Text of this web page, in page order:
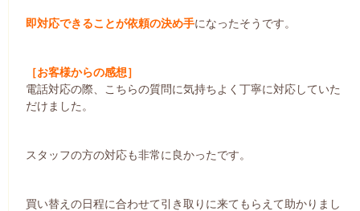
即対応できることが依頼の決め手になったそうです。
［お客様からの感想］
電話対応の際、こちらの質問に気持ちよく丁寧に対応していた
だけました。
スタッフの方の対応も非常に良かったです。
買い替えの日程に合わせて引き取りに来てもらえて助かりまし